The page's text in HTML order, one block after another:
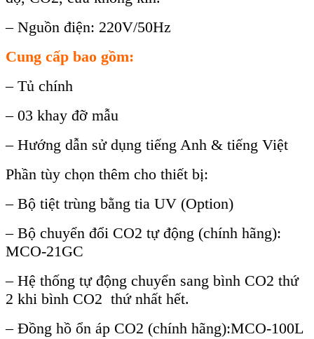
– Nguồn điện: 220V/50Hz
Cung cấp bao gồm:
–Tủ chính
– 03 khay đỡ mẫu
– Hướng dẫn sử dụng tiếng Anh & tiếng Việt
Phần tùy chọn thêm cho thiết bị:
– Bộ tiệt trùng bằng tia UV (Option)
– Bộ chuyển đổi CO2 tự động (chính hãng):
MCO-21GC
– Hệ thống tự động chuyển sang bình CO2 thứ
2 khi bình CO2 thứ nhất hết.
– Đồng hồ ổn áp CO2 (chính hãng):MCO-100L